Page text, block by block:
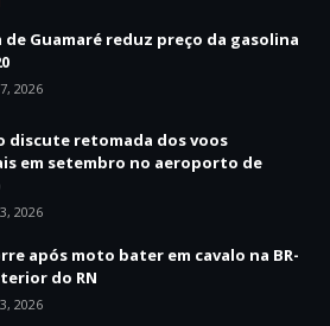
de Guamaré reduz preço da gasolina
2026
discute retomada dos voos
em setembro no aeroporto de
2026
após moto bater em cavalo na BR-
do RN
2026